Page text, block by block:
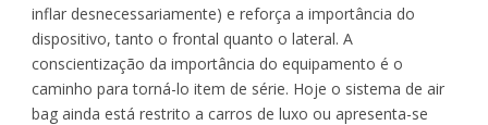
inflar desnecessariamente) e reforça a importância do
dispositivo, tanto o frontal quanto o lateral. A
conscientização da importância do equipamento é o
caminho para torná-lo item de série. Hoje o sistema de air
bag ainda está restrito a carros de luxo ou apresenta-se